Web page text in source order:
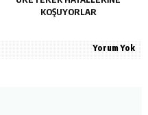
KOŞUYORLAR
Yorum Yok